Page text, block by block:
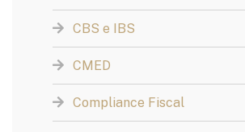
CBS e IBS
CMED
Compliance Fiscal